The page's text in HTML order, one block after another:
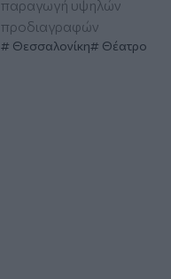
παραγωγή υψηλών
προδιαγραφών
Θεσσαλονίκη Θέατρο